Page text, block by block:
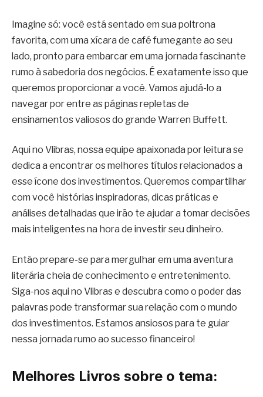
Imagine só: você está sentado em sua poltrona
favorita, com uma xícara de café fumegante ao seu
lado, pronto para embarcar em uma jornada fascinante
rumo à sabedoria dos negócios. É exatamente isso que
queremos proporcionar a você. Vamos ajudá-lo a
navegar por entre as páginas repletas de
ensinamentos valiosos do grande Warren Buffett.
Aqui no Vlibras, nossa equipe apaixonada por leitura se
dedica a encontrar os melhores títulos relacionados a
esse ícone dos investimentos. Queremos compartilhar
com você histórias inspiradoras, dicas práticas e
análises detalhadas que irão te ajudar a tomar decisões
mais inteligentes na hora de investir seu dinheiro.
Então prepare-se para mergulhar em uma aventura
literária cheia de conhecimento e entretenimento.
Siga-nos aqui no Vlibras e descubra como o poder das
palavras pode transformar sua relação com o mundo
dos investimentos. Estamos ansiosos para te guiar
nessa jornada rumo ao sucesso financeiro!
Melhores Livros sobre o tema: